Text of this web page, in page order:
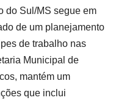
do Sul/MS segue em
de um planejamento
de trabalho nas
Municipal de
mantém um
que inclui